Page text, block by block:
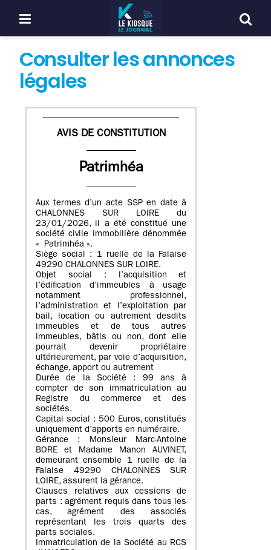
Consulter les annonces
légales
AVIS DE CONSTITUTION
Patrimhéa
Aux termes d’un acte SSP en date à
CHALONNES SUR LOIRE du
23/01/2026, il a été constitué une
société civile immobilière dénommée
« Patrimhéa ».
Siège social : 1 ruelle de la Falaise
49290 CHALONNES SUR LOIRE.
Objet social : l’acquisition et
l’édification d’immeubles à usage
notamment professionnel,
l’administration et l’exploitation par
bail, location ou autrement desdits
immeubles et de tous autres
immeubles, bâtis ou non, dont elle
pourrait devenir propriétaire
ultérieurement, par voie d’acquisition,
échange, apport ou autrement
Durée de la Société : 99 ans à
compter de son immatriculation au
Registre du commerce et des
sociétés.
Capital social : 500 Euros, constitués
uniquement d’apports en numéraire.
Gérance : Monsieur Marc-Antoine
BORE et Madame Manon AUVINET,
demeurant ensemble 1 ruelle de la
Falaise 49290 CHALONNES SUR
LOIRE, assurent la gérance.
Clauses relatives aux cessions de
parts : agrément requis dans tous les
cas, agrément des associés
représentant les trois quarts des
parts sociales.
Immatriculation de la Société au RCS